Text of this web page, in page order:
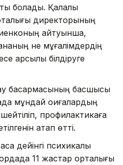
болады. Қалалық
директорының
айтуынша,
не мұғалімдердің
қарсылық білдіруге
басқармасының басшысы
мұндай оқиғалардың
профилактикаға
атап өтті.
дейінгі психикалық
11 жастар орталығы